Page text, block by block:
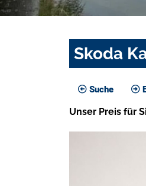
Skoda
Suche
Unser Preis für